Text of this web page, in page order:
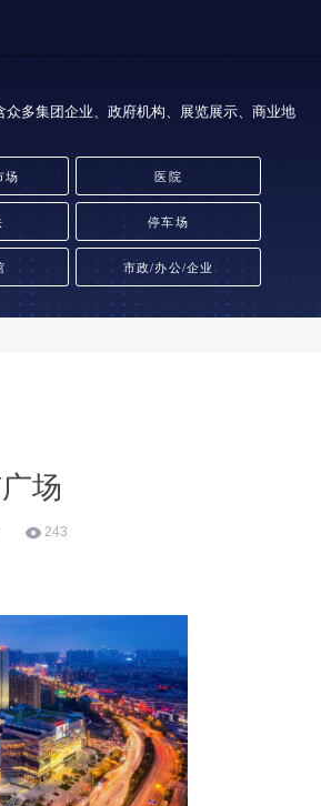
众多集团企业、政府机构、展览展示、商业地
场 医院
停车场
市政/办公/企业
场
243